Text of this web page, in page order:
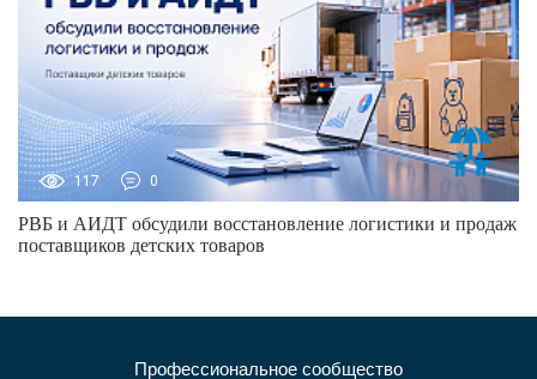
117 0
РВБ и АИДТ обсудили восстановление логистики и продаж
поставщиков детских товаров
Профессиональное сообщество